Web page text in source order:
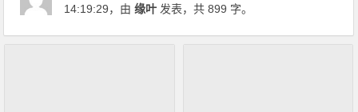
14:19:29，由缘叶 发表，共 899 字。